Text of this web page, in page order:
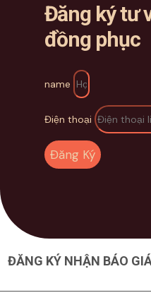
Đăng ký tư
đồng phục
name
Điện thoại
Đăng Ký
ĐĂNG KÝ NHẬN BÁO